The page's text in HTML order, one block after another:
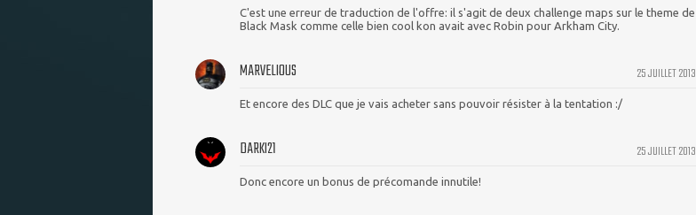
C'est une erreur de traduction de l'offre: il s'agit de deux challenge maps sur le theme de
Black Mask comme celle bien cool kon avait avec Robin pour Arkham City.
25 JUILLET 2013
MARVELIOUS
Et encore des DLC que je vais acheter sans pouvoir résister à la tentation :/
25 JUILLET 2013
DARKI21
Donc encore un bonus de précomande innutile!